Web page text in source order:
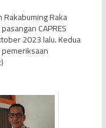
Raka
CAPRES
2023 lalu. Kedua